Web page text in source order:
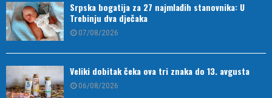
Srpska bogatija za 27 najmlađih stanovnika: U
Trebinju dva dječaka
07/08/2026
Veliki dobitak čeka ova tri znaka do 13. avgusta
06/08/2026